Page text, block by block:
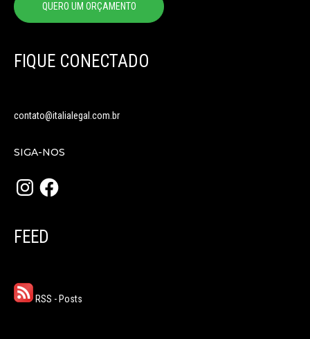
QUERO UM ORÇAMENTO
FIQUE CONECTADO
contato@italialegal.com.br
SIGA-NOS
InstagramFacebook
FEED
RSS - Posts